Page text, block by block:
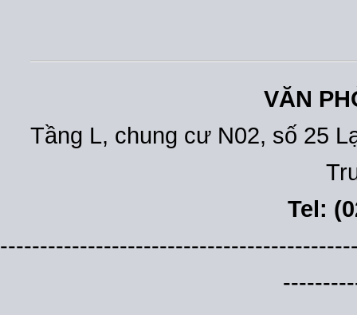
VĂN
Tầng L, chung cư N02, số 25
Tel: